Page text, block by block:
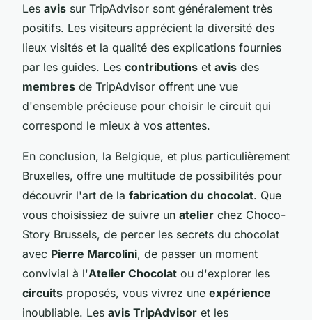
Les avis sur TripAdvisor sont généralement très
positifs. Les visiteurs apprécient la diversité des
lieux visités et la qualité des explications fournies
par les guides. Les contributions et avis des
membres de TripAdvisor offrent une vue
d'ensemble précieuse pour choisir le circuit qui
correspond le mieux à vos attentes.
En conclusion, la Belgique, et plus particulièrement
Bruxelles, offre une multitude de possibilités pour
découvrir l'art de la fabrication du chocolat. Que
vous choisissiez de suivre un atelier chez Choco-
Story Brussels, de percer les secrets du chocolat
avec Pierre Marcolini, de passer un moment
convivial à l'Atelier Chocolat ou d'explorer les
circuits proposés, vous vivrez une expérience
inoubliable. Les avis TripAdvisor et les